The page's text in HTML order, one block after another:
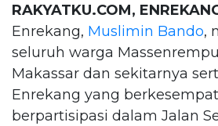
RAKYATKU.COM,
Enrekang, Muslimin Bando,
seluruh warga
Makassar dan sekitarnya
Enrekang yang
berpartisipasi dalam Jalan